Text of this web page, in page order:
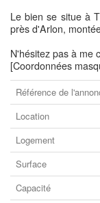
Le bien se situe à
près d'Arlon,
N'hésitez pas à me
[Coordonnées
Référence de
Location
Logement
Surface
Capacité